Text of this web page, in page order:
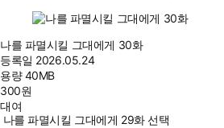
나를 파멸시킬 그대에게 30화
등록일 2026.05.24
용량40MB
300원
대여
나를 파멸시킬 그대에게 29화 선택